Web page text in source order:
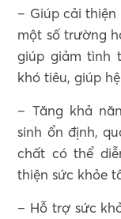
– Giúp cải
một số trường
giúp giảm tình
khó tiêu, giúp
– Tăng khả
sinh ổn định,
chất có thể
thiện sức khỏe
– Hỗ trợ sức